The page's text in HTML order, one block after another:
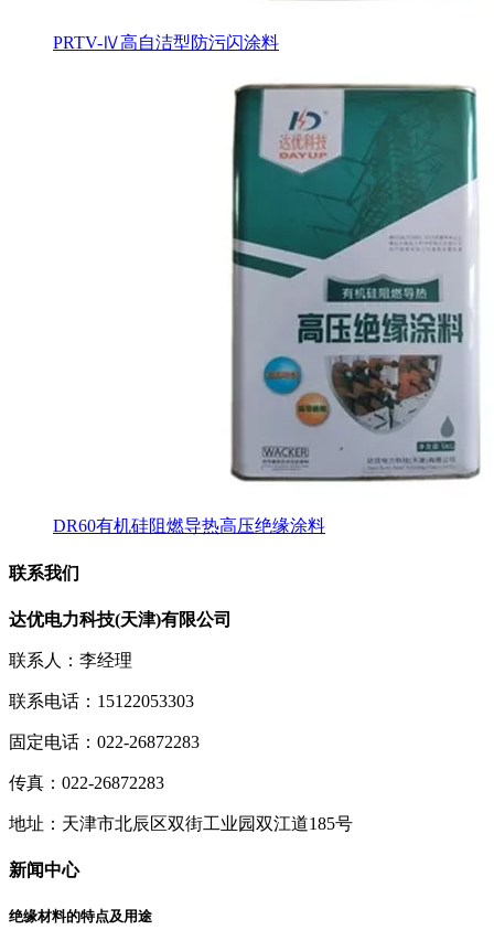
PRTV-Ⅳ高自洁型防污闪涂料
DR60有机硅阻燃导热高压绝缘涂料
联系我们
达优电力科技(天津)有限公司
联系人：李经理
联系电话：15122053303
固定电话：022-26872283
传真：022-26872283
地址：天津市北辰区双街工业园双江道185号
新闻中心
绝缘材料的特点及用途